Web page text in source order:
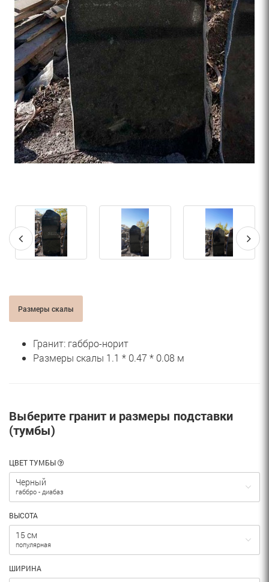
Размеры скалы
Гранит: габбро-норит
Размеры скалы 1.1 * 0.47 * 0.08 м
Выберите гранит и размеры подставки
(тумбы)
ЦВЕТ ТУМБЫ
Черный
габбро - диабаз
ВЫСОТА
15 см
популярная
ШИРИНА